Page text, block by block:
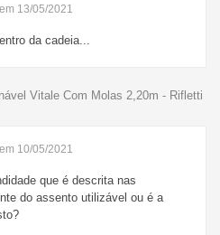
13/05/2021
da cadeia...
Vitale Com Molas 2,20m - Rifletti
10/05/2021
que é descrita nas
do assento utilizável ou é a